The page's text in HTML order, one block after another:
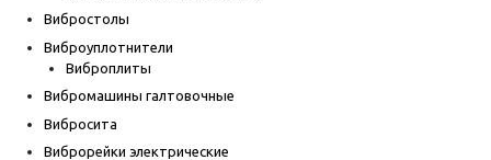
Вибростолы
Виброуплотнители
Виброплиты
Вибромашины галтовочные
Вибросита
Виброрейки электрические